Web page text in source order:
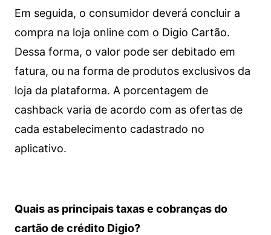
Em seguida, o consumidor deverá concluir a
compra na loja online com o Digio Cartão.
Dessa forma, o valor pode ser debitado em
fatura, ou na forma de produtos exclusivos da
loja da plataforma. A porcentagem de
cashback varia de acordo com as ofertas de
cada estabelecimento cadastrado no
aplicativo.
Quais as principais taxas e cobranças do
cartão de crédito Digio?